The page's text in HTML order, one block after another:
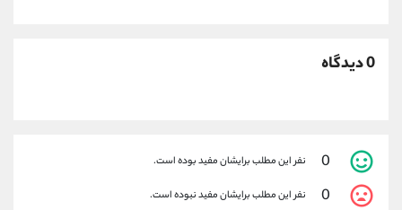
0 دیدگاه
0 نفر این مطلب برایشان مفید بوده است.
0 نفر این مطلب برایشان مفید نبوده است.